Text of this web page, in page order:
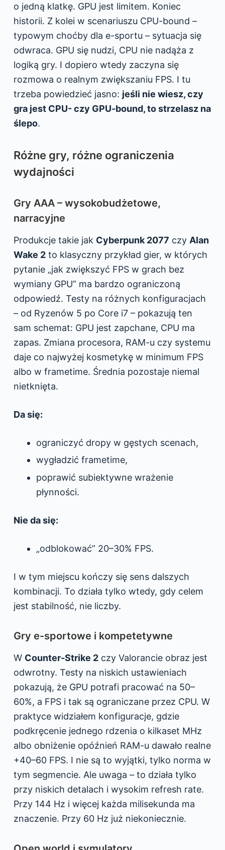
o jedną klatkę. GPU jest limitem. Koniec
historii. Z kolei w scenariuszu CPU-bound –
typowym choćby dla e-sportu – sytuacja się
odwraca. GPU się nudzi, CPU nie nadąża z
logiką gry. I dopiero wtedy zaczyna się
rozmowa o realnym zwiększaniu FPS. I tu
trzeba powiedzieć jasno: jeśli nie wiesz, czy
gra jest CPU- czy GPU-bound, to strzelasz na
ślepo.
Różne gry, różne ograniczenia
wydajności
Gry AAA – wysokobudżetowe,
narracyjne
Produkcje takie jak Cyberpunk 2077 czy Alan
Wake 2to klasyczny przykład gier, w których
pytanie „jak zwiększyć FPS w grach bez
wymiany GPU” ma bardzo ograniczoną
odpowiedź. Testy na różnych konfiguracjach
– od Ryzenów 5 po Core i7 – pokazują ten
sam schemat: GPU jest zapchane, CPU ma
zapas. Zmiana procesora, RAM-u czy systemu
daje co najwyżej kosmetykę w minimum FPS
albo w frametime. Średnia pozostaje niemal
nietknięta.
Da się:
ograniczyć dropy w gęstych scenach,
wygładzić frametime,
poprawić subiektywne wrażenie
płynności.
Nie da się:
„odblokować” 20–30% FPS.
I w tym miejscu kończy się sens dalszych
kombinacji. To działa tylko wtedy, gdy celem
jest stabilność, nie liczby.
Gry e-sportowe i kompetetywne
W Counter-Strike 2czy Valorancie obraz jest
odwrotny. Testy na niskich ustawieniach
pokazują, że GPU potrafi pracować na 50–
60%, a FPS i tak są ograniczane przez CPU. W
praktyce widziałem konfiguracje, gdzie
podkręcenie jednego rdzenia o kilkaset MHz
albo obniżenie opóźnień RAM-u dawało realne
+40–60 FPS. I nie są to wyjątki, tylko norma w
tym segmencie. Ale uwaga – to działa tylko
przy niskich detalach i wysokim refresh rate.
Przy 144 Hz i więcej każda milisekunda ma
znaczenie. Przy 60 Hz już niekoniecznie.